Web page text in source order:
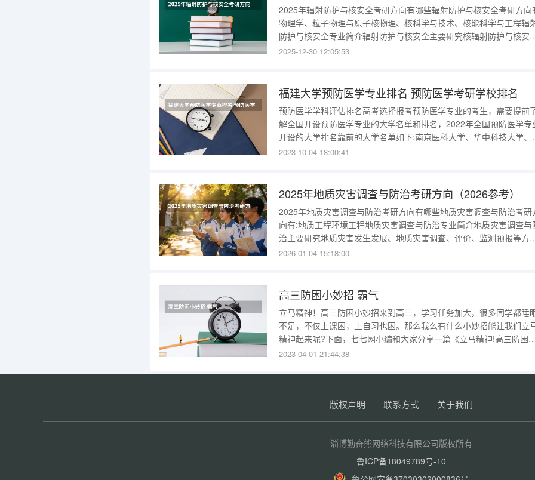
2025年辐射防护与核安全考研方向有哪些辐射防护与核安全考研方向
物理学、粒子物理与原子核物理、核科学与技术、核能科学与工程辐
防护与核安全专业简介辐射防护与核安全主要研究核辐射防护与核安
技术等方面的基本知识和技能，涉及辐射监测、辐射防护、辐射安全评
发、管理等，多服务
2025-12-30 12:05:53
福建大学预防医学专业排名 预防医学考研学校排名
预防医学学科评估排名高考选择报考预防医学专业的考生，需要提前
解全国开设预防医学专业的大学名单和排名，2022年全国预防医学专
开设的大学排名靠前的大学名单如下:南京医科大学、华中科技大学、
京大学、哈尔滨医科大学、复旦大学、首都医科大学、中山大学、南方
等，具体完整名
2023-10-04 18:00:41
2025年地质灾害调查与防治考研方向（2026参考）
2025年地质灾害调查与防治考研方向有哪些地质灾害调查与防治考研
向有:地质工程环境工程地质灾害调查与防治专业简介地质灾害调查与
治主要研究地质灾害发生发展、地质灾害调查、评价、监测预报等方
基本知识和技能，进行地质灾害勘查与监测预报等。例如：山体崩塌、
石流地震水土流
2026-01-04 15:18:00
高三防困小妙招 霸气
立马精神！高三防困小妙招来到高三，学习任务加大，很多同学都睡
不足，不仅上课困，上自习也困。那么我么有什么小妙招能让我们立
精神起来呢?下面，七七网小编和大家分享一篇《立马精神!高三防困
妙招》，供大家参考。1.多吃果蔬提神醒脑当人体感到疲惫时，体内乳
积存的代谢物尽快排除掉，同时蔬菜和水果为碱性食物，其代谢物能
2023-04-01 21:44:38
版权声明 联系方式 关于我们
淄博勤奋熊网络科技有限公司版权所有
鲁ICP备18049789号-10